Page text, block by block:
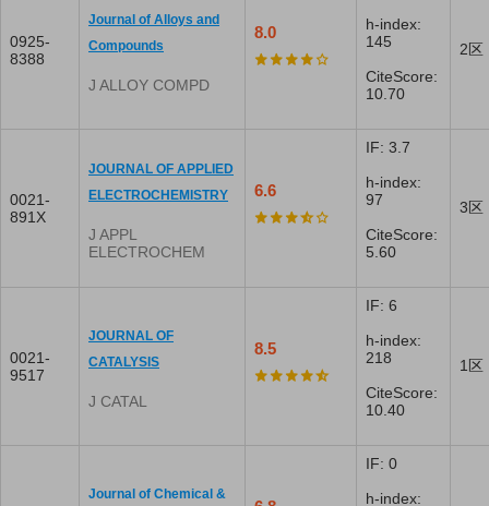
0925-
8388
Journal of Alloys and
Compounds
J ALLOY COMPD
8.0
h-index:
145
CiteScore:
10.70
2区
0021-
891X
JOURNAL OF APPLIED
ELECTROCHEMISTRY
J APPL
ELECTROCHEM
6.6
IF: 3.7
h-index:
97
CiteScore:
5.60
3区
0021-
9517
JOURNAL OF
CATALYSIS
J CATAL
8.5
IF: 6
h-index:
218
CiteScore:
10.40
1区
Journal of Chemical &
IF: 0
h-index: